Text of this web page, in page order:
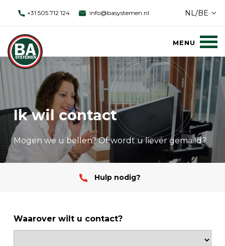
+31 505 712 124 info@basystemen.nl NL/BE
Ik wil contact
Mogen we u bellen? Of wordt u liever gemaild?
Hulp nodig?
Waarover wilt u contact?